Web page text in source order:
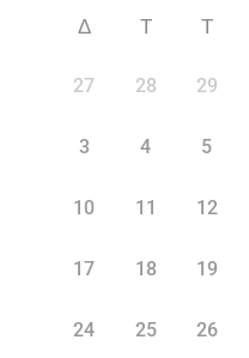
Δ Τ Τ
27 28 29
3 4 5
10 11 12
17 18 19
24 25 26